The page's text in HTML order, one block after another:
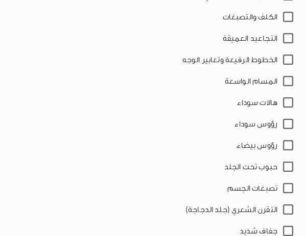
الكلف والتصبغات
التجاعيد العميقة
الخطوط الرفيعة وتعابير الوجه
المسام الواسعة
هالات سوداء
رؤوس سوداء
رؤوس بيضاء
حبوب تحت الجلد
تصبغات الجسم
التقرن الشعري (جلد الدجاجة)
جفاف شديد